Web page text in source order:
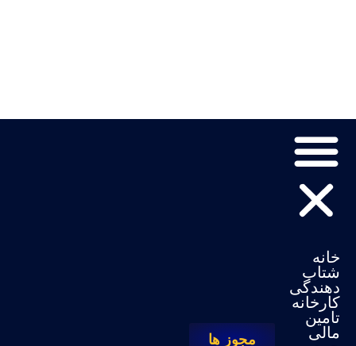
خانه
شتاب
دهندگی
کارخانه
تامین
مالی
مجوز ها